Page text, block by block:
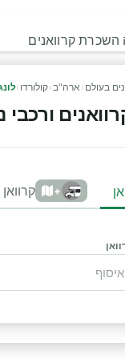
השכרת קרוואנים
בעולם › ארה"ב›קולורדו ›
ורכבי
+